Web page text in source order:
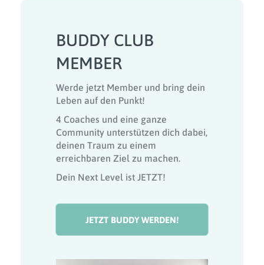
BUDDY CLUB
MEMBER
Werde jetzt Member und bring dein
Leben auf den Punkt!
4 Coaches und eine ganze
Community unterstützen dich dabei,
deinen Traum zu einem
erreichbaren Ziel zu machen.
Dein Next Level ist JETZT!
JETZT BUDDY WERDEN!